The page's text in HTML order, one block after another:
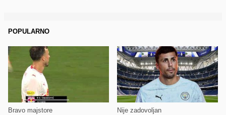
POPULARNO
Bravo majstore Nije zadovoljan